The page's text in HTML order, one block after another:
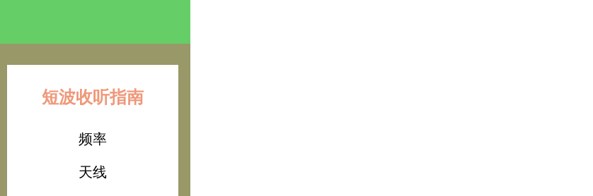
短波收听指南
频率
天线